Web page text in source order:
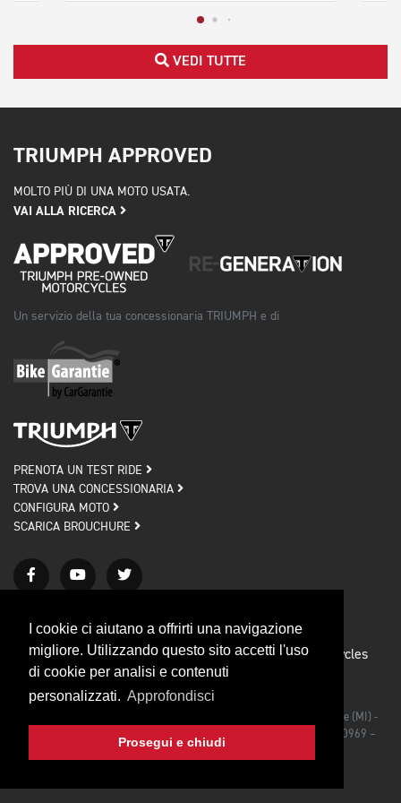
I cookie ci aiutano a offrirti una navigazione
migliore. Utilizzando questo sito accetti l'uso
di cookie per analisi e contenuti
personalizzati. Approfondisci
Prosegui e chiudi
VEDI TUTTE
TRIUMPH APPROVED
MOLTO PIÙ DI UNA MOTO USATA.
VAI ALLA RICERCA
Un servizio della tua concessionaria TRIUMPH e di
PRENOTA UN TEST RIDE
TROVA UNA CONCESSIONARIA
CONFIGURA MOTO
SCARICA BROUCHURE
Privacy policy Cookie policy
© 2026 Triumph Motorcycles
Credits
Triumph Motorcycles Srl - Via Rodolfo Morandi, 27/bis 20090 Segrate (MI) -
Iscrizione al Registro delle Imprese di Milano C.F./P.IVA IT 03492990969 –